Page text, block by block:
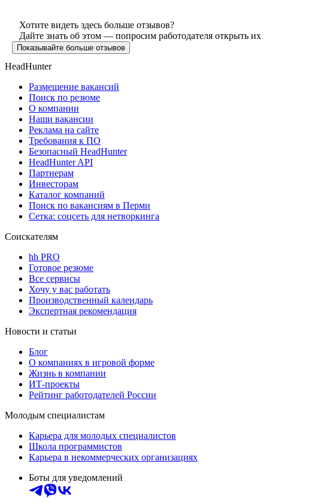
Хотите видеть здесь больше отзывов?
Дайте знать об этом — попросим работодателя открыть их
Показывайте больше отзывов
HeadHunter
Размещение вакансий
Поиск по резюме
О компании
Наши вакансии
Реклама на сайте
Требования к ПО
Безопасный HeadHunter
HeadHunter API
Партнерам
Инвесторам
Каталог компаний
Поиск по вакансиям в Перми
Сетка: соцсеть для нетворкинга
Соискателям
hh PRO
Готовое резюме
Все сервисы
Хочу у вас работать
Производственный календарь
Экспертная рекомендация
Новости и статьи
Блог
О компаниях в игровой форме
Жизнь в компании
ИТ-проекты
Рейтинг работодателей России
Молодым специалистам
Карьера для молодых специалистов
Школа программистов
Карьера в некоммерческих организациях
Боты для уведомлений